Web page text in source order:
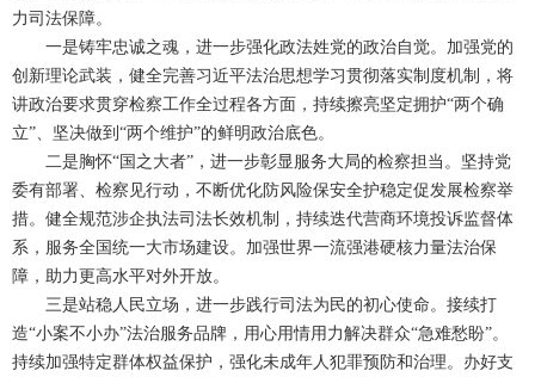
力司法保障。
一是铸牢忠诚之魂，进一步强化政法姓党的政治自觉。加强党的
创新理论武装，健全完善习近平法治思想学习贯彻落实制度机制，将
讲政治要求贯穿检察工作全过程各方面，持续擦亮坚定拥护“两个确
立”、坚决做到“两个维护”的鲜明政治底色。
二是胸怀“国之大者”，进一步彰显服务大局的检察担当。坚持党
委有部署、检察见行动，不断优化防风险保安全护稳定促发展检察举
措。健全规范涉企执法司法长效机制，持续迭代营商环境投诉监督体
系，服务全国统一大市场建设。加强世界一流强港硬核力量法治保
障，助力更高水平对外开放。
三是站稳人民立场，进一步践行司法为民的初心使命。接续打
造“小案不小办”法治服务品牌，用心用情用力解决群众“急难愁盼”。
持续加强特定群体权益保护，强化未成年人犯罪预防和治理。办好支